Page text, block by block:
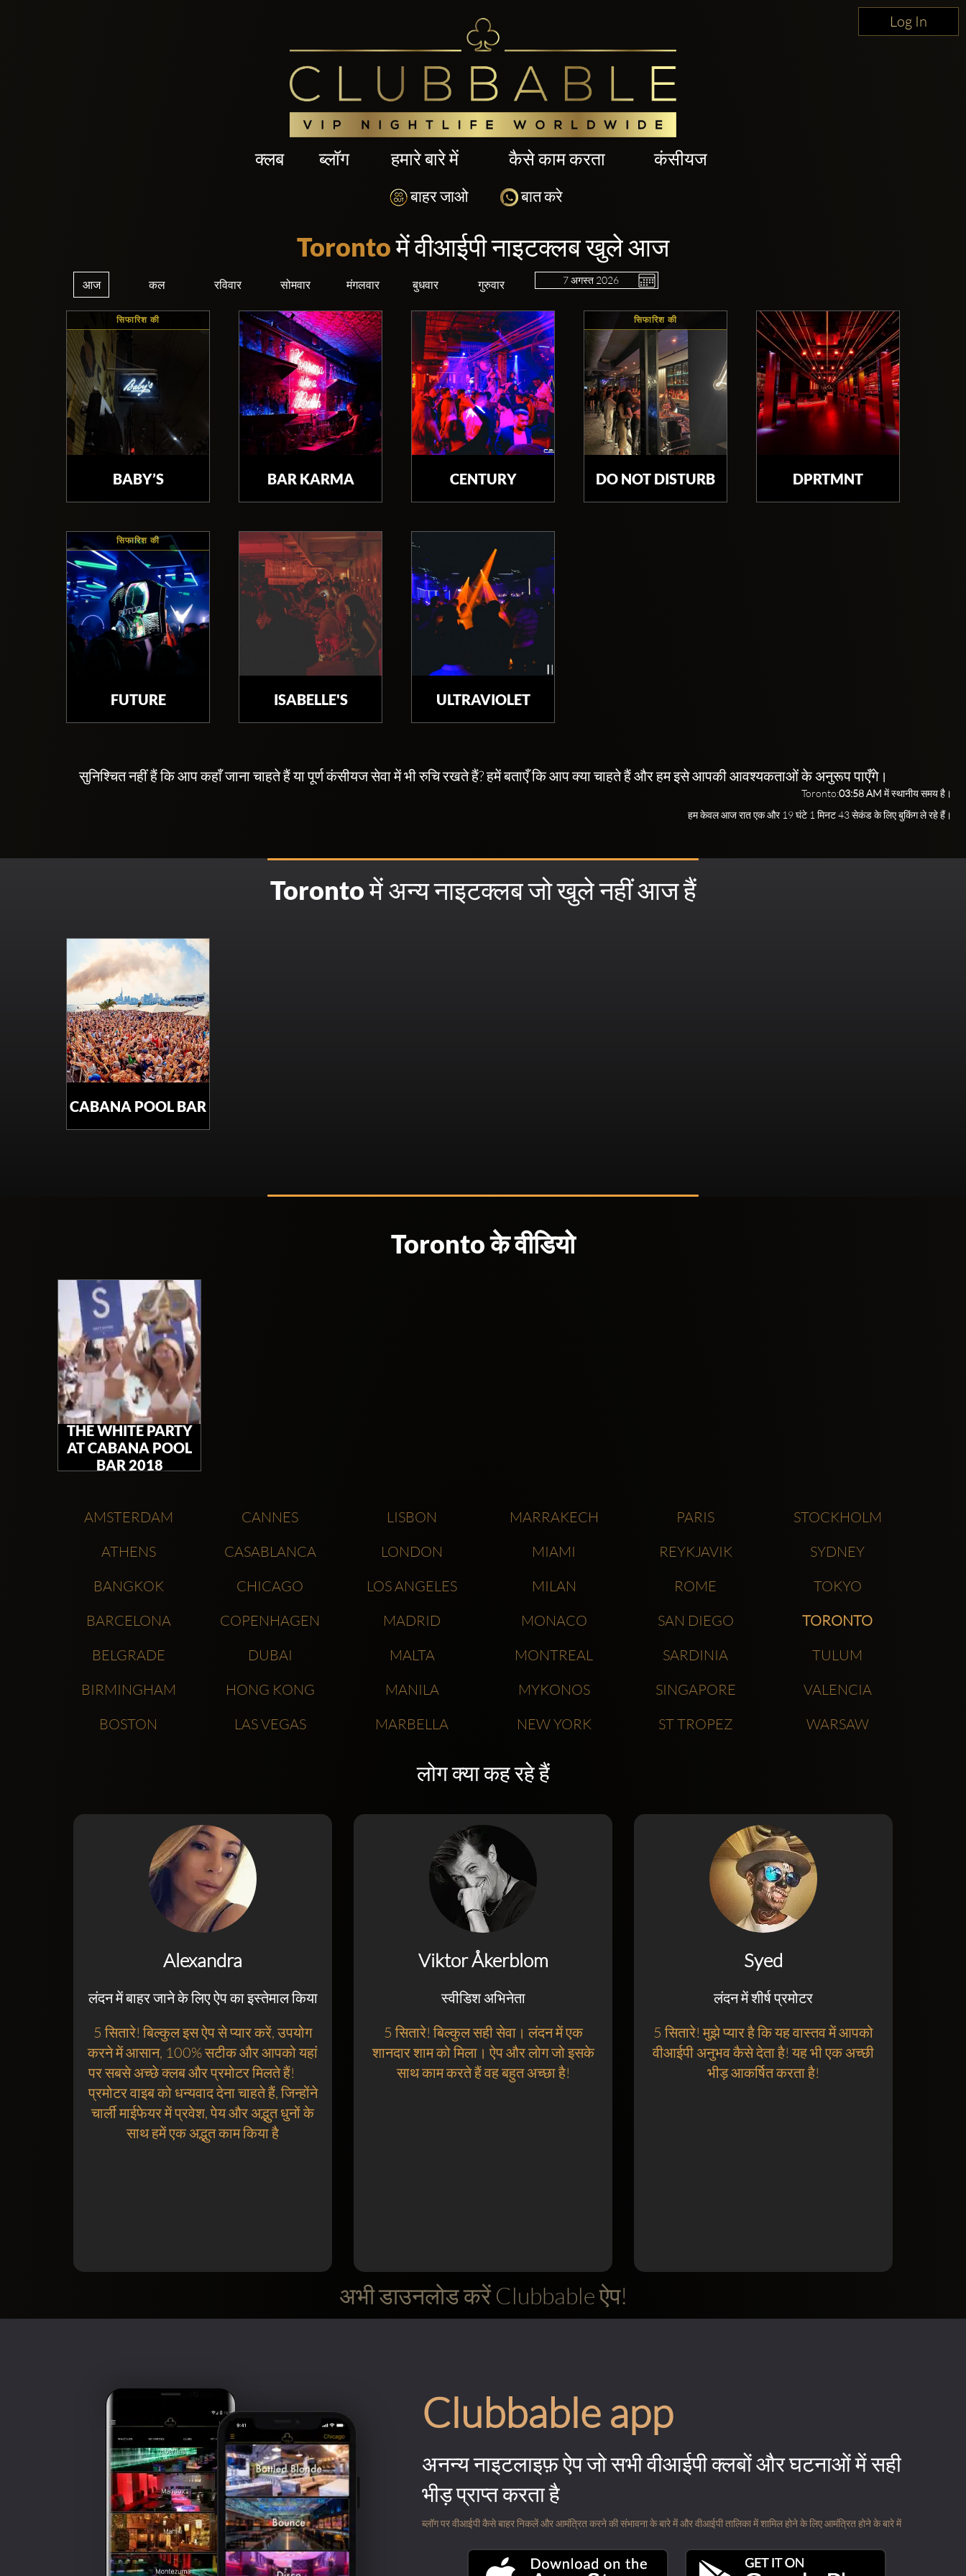
Log In
क्लब ब्लॉग हमारे बारे में कैसे काम करता कंसीयज
बाहर जाओ बात करे
Torontoमें वीआईपी नाइटक्लब खुले आज
आज कल रविवार सोमवार मंगलवार बुधवार गुरुवार
सिफारिश की
BABY’S BAR KARMA CENTURY
सिफारिश की
DO NOT DISTURB DPRTMNT
सिफारिश की
FUTURE ISABELLE'S ULTRAVIOLET
सुनिश्चित नहीं हैं कि आप कहाँ जाना चाहते हैं या पूर्ण कंसीयज सेवा में भी रुचि रखते हैं? हमें बताएँ कि आप क्या चाहते हैं और हम इसे आपकी आवश्यकताओं के अनुरूप पाएँगे।
Toronto:03:58 AM में स्थानीय समय है।
हम केवल आज रात एक और 19 घंटे 1 मिनट 41 सेकंड के लिए बुकिंग ले रहे हैं।
Toronto में अन्य नाइटक्लब जो खुले नहीं आज हैं
CABANA POOL BAR
Toronto के वीडियो
THE WHITE PARTY
AT CABANA POOL
BAR 2018
AMSTERDAM
ATHENS
BANGKOK
BARCELONA
BELGRADE
BIRMINGHAM
BOSTON
CANNES
CASABLANCA
CHICAGO
COPENHAGEN
DUBAI
HONG KONG
LAS VEGAS
LISBON
LONDON
LOS ANGELES
MADRID
MALTA
MANILA
MARBELLA
MARRAKECH
MIAMI
MILAN
MONACO
MONTREAL
MYKONOS
NEW YORK
PARIS
REYKJAVIK
ROME
SAN DIEGO
SARDINIA
SINGAPORE
ST TROPEZ
STOCKHOLM
SYDNEY
TOKYO
TORONTO
TULUM
VALENCIA
WARSAW
लोग क्या कह रहे हैं
Alexandra
लंदन में बाहर जाने के लिए ऐप का इस्तेमाल किया
5 सितारे! बिल्कुल इस ऐप से प्यार करें, उपयोग
करने में आसान, 100% सटीक और आपको यहां
पर सबसे अच्छे क्लब और प्रमोटर मिलते हैं!
प्रमोटर वाइब को धन्यवाद देना चाहते हैं, जिन्होंने
चार्ली माईफेयर में प्रवेश, पेय और अद्भुत धुनों के
साथ हमें एक अद्भुत काम किया है
Viktor Åkerblom
स्वीडिश अभिनेता
5 सितारे! बिल्कुल सही सेवा। लंदन में एक
शानदार शाम को मिला। ऐप और लोग जो इसके
साथ काम करते हैं वह बहुत अच्छा है!
Syed
लंदन में शीर्ष प्रमोटर
5 सितारे! मुझे प्यार है कि यह वास्तव में आपको
वीआईपी अनुभव कैसे देता है! यह भी एक अच्छी
भीड़ आकर्षित करता है!
अभी डाउनलोड करें Clubbable ऐप!
Clubbable app
अनन्य नाइटलाइफ़ ऐप जो सभी वीआईपी क्लबों और घटनाओं में सही
भीड़ प्राप्त करता है
ब्लॉग पर वीआईपी कैसे बाहर निकलें और आमंत्रित करने की संभावना के बारे में और वीआईपी तालिका में शामिल होने के लिए आमंत्रित होने के बारे में